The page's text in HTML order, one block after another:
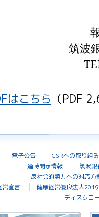
筑波
はこちら （PDF
電子公告 CSRへの取り組み
適時開示情報
筑波銀
反社会的勢力への対応方
営宣言
健康経営優良法人
ディスクロ